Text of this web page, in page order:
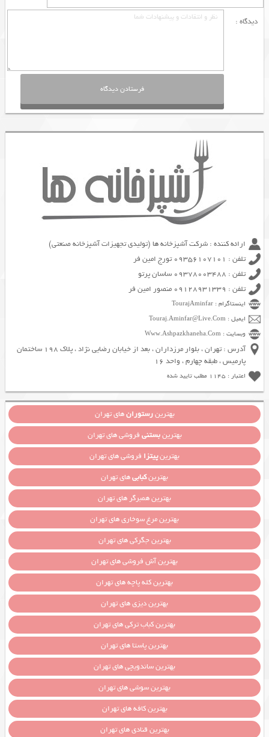
دیدگاه :
ارائه کننده : شرکت آشپزخانه ها (تولیدی تجهیزات آشپزخانه صنعتی)
تلفن : 09356107101 تورج امین فر
تلفن : 09378003488 ساسان پرتو
تلفن : 09128931339 منصور امین فر
اینستاگرام : TourajAminfar
ایمیل : Touraj.Aminfar@Live.Com
وبسایت : Www.Ashpazkhaneha.Com
آدرس : تهران ، بلوار مرزداران ، بعد از خیابان رضایی نژاد ، پلاک 198 ساختمان
پارمیس ، طبقه چهارم ، واحد 16
اعتبار : 1145 مطلب تایید شده
بهترینرستورانهای تهران
بهترینبستنی فروشی های تهران
بهترینپیتزا فروشی های تهران
بهترینکبابیهای تهران
بهترین همبرگر های تهران
بهترین مرغ سوخاری های تهران
بهترین جگرکی های تهران
بهترین آش فروشی های تهران
بهترین کله پاچه های تهران
بهترین دیزی های تهران
بهترین کباب ترکی های تهران
بهترین پاستا های تهران
بهترین ساندویچی های تهران
بهترین سوشی های تهران
بهترین کافه های تهران
بهترین قنادی های تهران